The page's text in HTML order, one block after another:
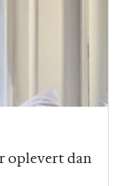
oplevert dan